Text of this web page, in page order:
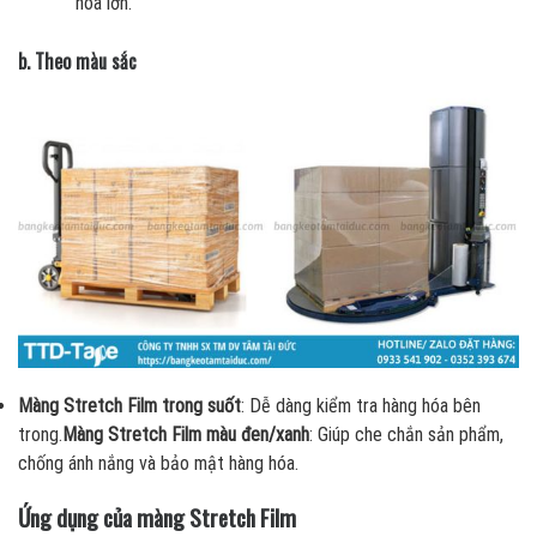
b. Theo màu sắc
Màng Stretch Film trong suốt: Dễ dàng kiểm tra hàng hóa bên
trong. Màng Stretch Film màu đen/xanh: Giúp che chắn sản phẩm,
chống ánh nắng và bảo mật hàng hóa.
Ứng dụng của màng Stretch Film